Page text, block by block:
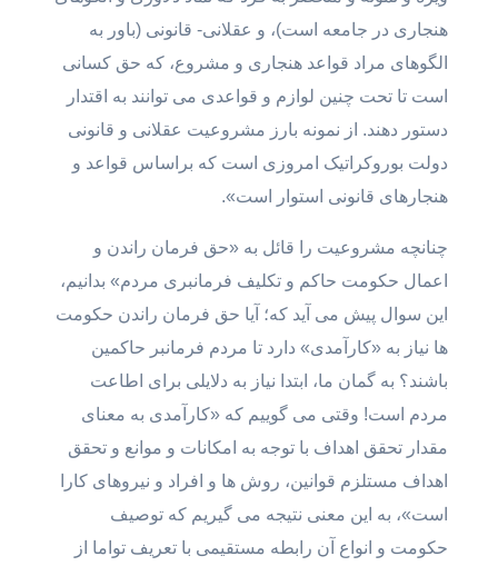
هنجاری در جامعه است)، و عقلانی- قانونی (باور به
الگوهای مراد قواعد هنجاری و مشروع، که حق کسانی
است تا تحت چنین لوازم و قواعدی می توانند به اقتدار
دستور دهند. از نمونه بارز مشروعیت عقلانی و قانونی
دولت بوروکراتیک امروزی است که براساس قواعد و
هنجارهای قانونی استوار است».
چنانچه مشروعیت را قائل به «حق فرمان راندن و
اعمال حکومت حاکم و تکلیف فرمانبری مردم» بدانیم،
این سوال پیش می آید که؛ آیا حق فرمان راندن حکومت
ها نیاز به «کارآمدی» دارد تا مردم فرمانبر حاکمین
باشند؟ به گمان ما، ابتدا نیاز به دلایلی برای اطاعت
مردم است! وقتی می گوییم که «کارآمدی به معنای
مقدار تحقق اهداف با توجه به امکانات و موانع و تحقق
اهداف مستلزم قوانین، روش ها و افراد و نیروهای کارا
است»، به این معنی نتیجه می گیریم که توصیف
حکومت و انواع آن رابطه مستقیمی با تعریف تواما از